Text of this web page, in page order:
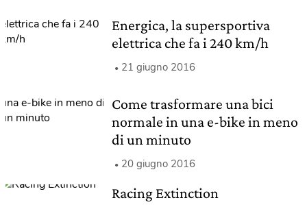
Energica, la supersportiva
elettrica che fa i 240 km/h
21 giugno 2016
Come trasformare una bici
normale in una e-bike in meno
di un minuto
20 giugno 2016
Racing Extinction